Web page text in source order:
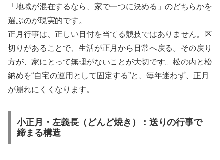
「地域が混在するなら、家で一つに決める」のどちらかを
選ぶのが現実的です。
正月行事は、正しい日付を当てる競技ではありません。区
切りがあることで、生活が正月から日常へ戻る。その戻り
方が、家にとって無理がないことが大切です。松の内と松
納めを“自宅の運用として固定する”と、毎年迷わず、正月
が崩れにくくなります。
小正月・左義長（どんど焼き）：送りの行事で
締まる構造